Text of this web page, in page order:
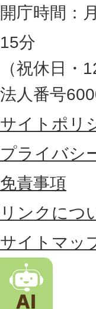
岡
県
の
最
東
部
に
置
す
る
市
。
開庁時間：
15分
（祝休日・
法人番号
サイトポリ
プライバシ
免責事項
リンクにつ
サイトマッ